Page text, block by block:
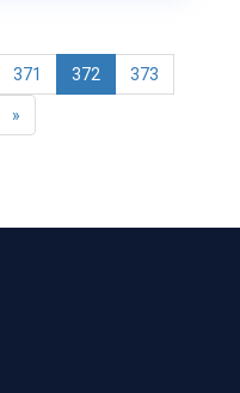
371 372 373
»